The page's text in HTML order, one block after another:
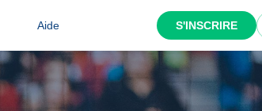
Aide S'INSCRIRE